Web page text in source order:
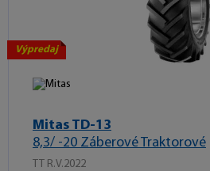
Výpredaj
Mitas TD-13
8,3/ -20 Záberové Traktorové
TT R.V.2022